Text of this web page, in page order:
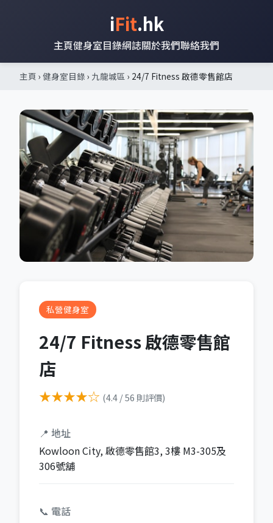
iFit.hk
主頁健身室目錄網誌關於我們聯絡我們
主頁 › 健身室目錄 › 九龍城區 › 24/7 Fitness 啟德零售館店
私營健身室
24/7 Fitness 啟德零售館
店
★★★★☆ (4.4 / 56 則評價)
📍 地址
Kowloon City, 啟德零售館3, 3樓 M3-305及
306號舖
📞 電話